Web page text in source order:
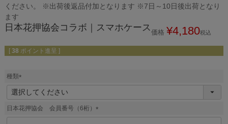
ください。 ※出荷後返品付加となります ※7日～10日後出荷となり
ます
日本花押協会コラボ｜スマホケース 価格 ¥4,180税込
[ 38 ポイント進呈 ]
種類
(
必
須
日本花押協会 会員番号（6桁）
(